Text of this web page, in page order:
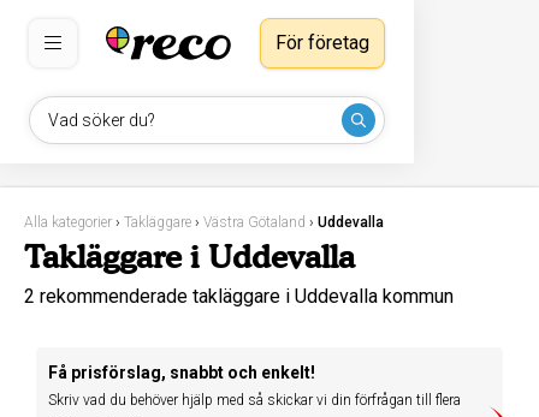
Vad söker du?
För företag
Alla kategorier › Takläggare › Västra Götaland › Uddevalla
Takläggare i Uddevalla
2 rekommenderade takläggare i Uddevalla kommun
Få prisförslag, snabbt och enkelt!
Skriv vad du behöver hjälp med så skickar vi din förfrågan till flera